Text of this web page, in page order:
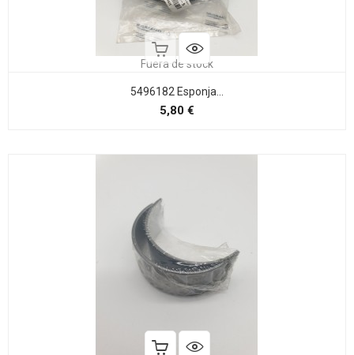
Fuera de stock
5496182 Esponja...
5,80 €